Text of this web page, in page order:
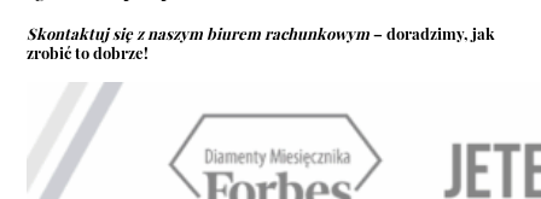
Skontaktuj się z naszym biurem rachunkowym– doradzimy, jak
zrobić to dobrze!